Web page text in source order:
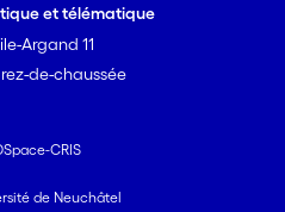
et télématique
Argand 11
de-chaussée
CRIS
de Neuchâtel